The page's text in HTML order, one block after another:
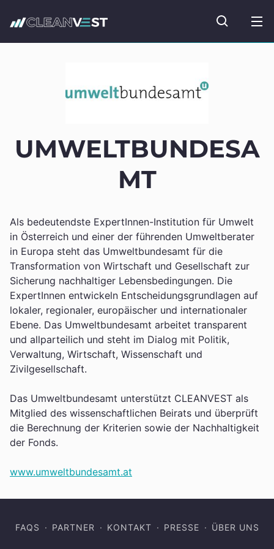
Fonds
UMWELTBUNDESA
MT
Als bedeutendste ExpertInnen-Institution für Umwelt
in Österreich und einer der führenden Umweltberater
in Europa steht das Umweltbundesamt für die
Transformation von Wirtschaft und Gesellschaft zur
Sicherung nachhaltiger Lebensbedingungen. Die
ExpertInnen entwickeln Entscheidungsgrundlagen auf
lokaler, regionaler, europäischer und internationaler
Ebene. Das Umweltbundesamt arbeitet transparent
und allparteilich und steht im Dialog mit Politik,
Verwaltung, Wirtschaft, Wissenschaft und
Zivilgesellschaft.
Das Umweltbundesamt unterstützt CLEANVEST als
Mitglied des wissenschaftlichen Beirats und überprüft
die Berechnung der Kriterien sowie der Nachhaltigkeit
der Fonds.
www.umweltbundesamt.at
FAQS PARTNER KONTAKT PRESSE ÜBER UNS